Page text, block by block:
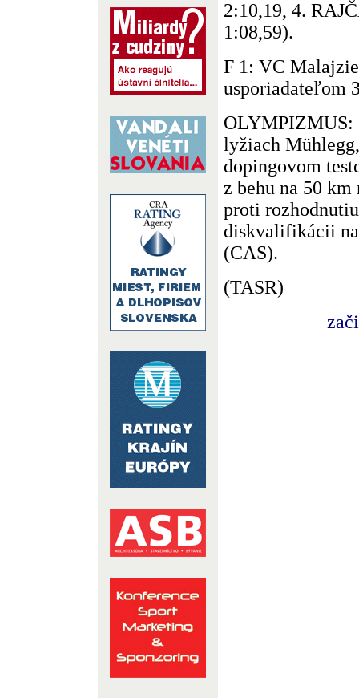
2:10,19, 4.
1:08,59).
F 1: VC
usporiadateľom
OLYMPIZMUS:
lyžiach
dopingovom
z behu na 50
proti
diskvalifikácii
(CAS).
(TASR)